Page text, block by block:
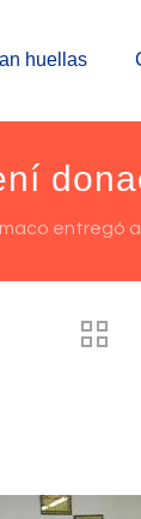
huellas
entregó